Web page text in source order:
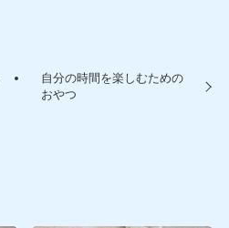
自分の時間を楽しむための
おやつ